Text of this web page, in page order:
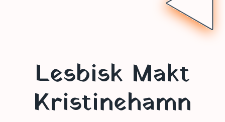
Lesbisk Makt
Kristinehamn